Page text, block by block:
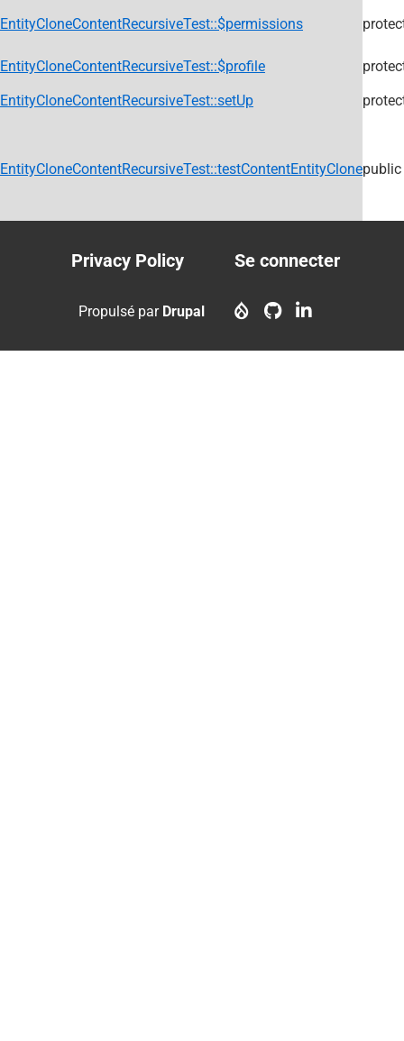
EntityCloneContentRecursiveTest::$permissions
EntityCloneContentRecursiveTest::$profile
EntityCloneContentRecursiveTest::setUp
EntityCloneContentRecursiveTest::testContentEntityClonepublic
Footer
menu
Privacy Policy
account
Se connecter
Propulsé par Drupal